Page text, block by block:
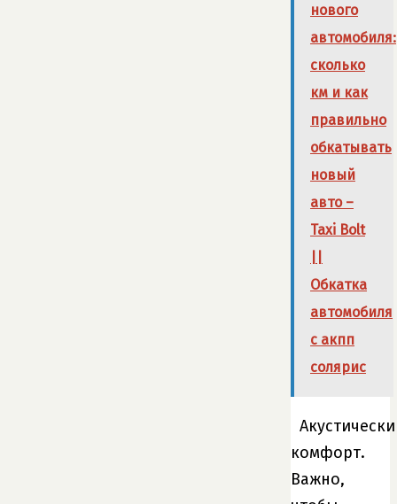
нового
автомобиля:
сколько
км и как
правильно
обкатывать
новый
авто –
Taxi Bolt
Обкатка
автомобиля
с акпп
солярис
комфорт.
Важно,